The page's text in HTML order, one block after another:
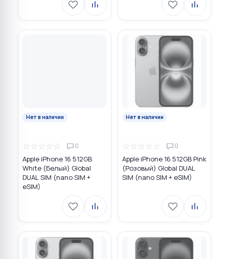
Нет в наличии
☆☆☆☆☆ 0
Apple iPhone 16 512GB
White (Белый) Global
DUAL SIM (nano SIM +
eSIM)
Нет в наличии
☆☆☆☆☆ 0
Apple iPhone 16 512GB Pink
(Розовый) Global DUAL
SIM (nano SIM + eSIM)